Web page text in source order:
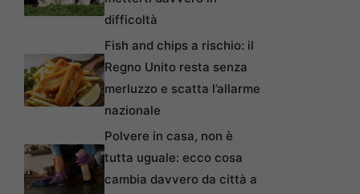
difficoltà
Fish and chips a rischio: il
Regno Unito resta senza
merluzzo e scatta l’allarme
nazionale
Polvere in casa, non è
tutta uguale: ecco cosa
cambia davvero da città a